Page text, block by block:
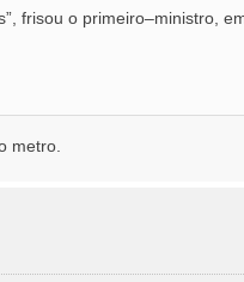
frisou o primeiro–ministro,
metro.